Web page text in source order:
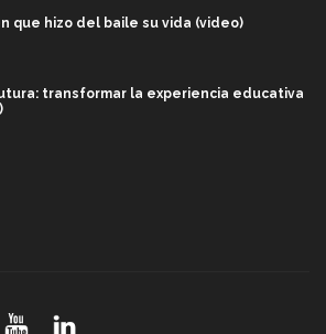
que hizo del baile su vida (video)
transformar la experiencia educativa